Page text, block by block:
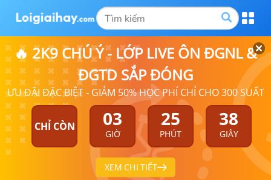
🔥 2K9 CHÚ Ý - LỚP LIVE ÔN ĐGNL &
ĐGTD SẮP ĐÓNG
ƯU ĐÃI ĐẶC BIỆT - GIẢM 50% HỌC PHÍ CHỈ CHO 300 SUẤT
CHỈ CÒN 03
GIỜ
25
PHÚT
38
GIÂY
XEM CHI TIẾT